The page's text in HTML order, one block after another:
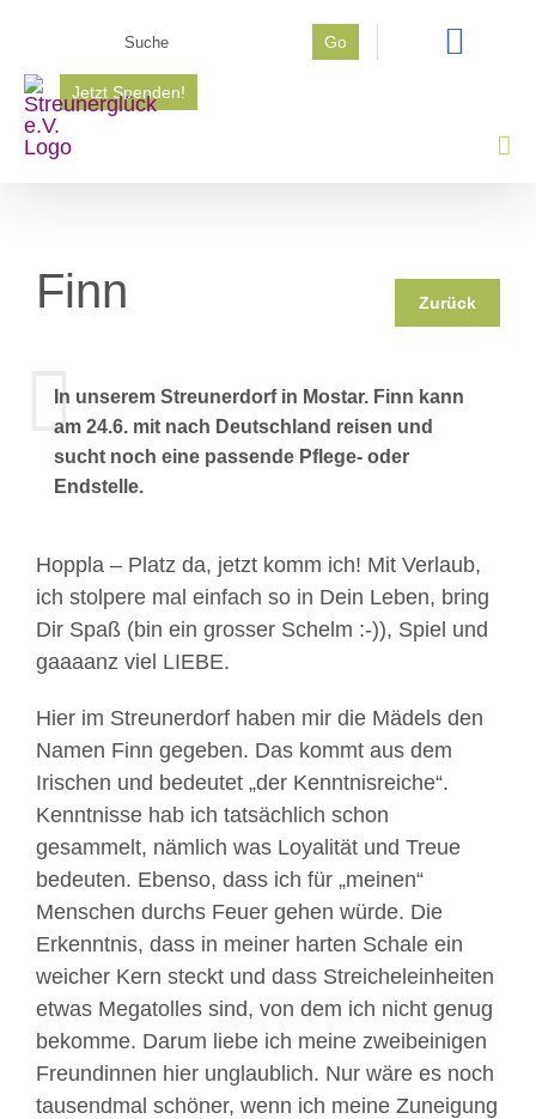
springen
Go
Jetzt Spenden!
Finn Zurück
In unserem Streunerdorf in Mostar. Finn kann
am 24.6. mit nach Deutschland reisen und
sucht noch eine passende Pflege- oder
Endstelle.
Hoppla – Platz da, jetzt komm ich! Mit Verlaub,
ich stolpere mal einfach so in Dein Leben, bring
Dir Spaß (bin ein grosser Schelm :-)), Spiel und
gaaaanz viel LIEBE.
Hier im Streunerdorf haben mir die Mädels den
Namen Finn gegeben. Das kommt aus dem
Irischen und bedeutet „der Kenntnisreiche“.
Kenntnisse hab ich tatsächlich schon
gesammelt, nämlich was Loyalität und Treue
bedeuten. Ebenso, dass ich für „meinen“
Menschen durchs Feuer gehen würde. Die
Erkenntnis, dass in meiner harten Schale ein
weicher Kern steckt und dass Streicheleinheiten
etwas Megatolles sind, von dem ich nicht genug
bekomme. Darum liebe ich meine zweibeinigen
Freundinnen hier unglaublich. Nur wäre es noch
tausendmal schöner, wenn ich meine Zuneigung